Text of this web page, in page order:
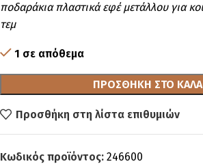
ποδαράκια πλαστικά εφέ μετάλλου για
τεμ
1 σε απόθεμα
ΠΡΟΣΘΉΚΗ ΣΤΟ
Προσθήκη στη λίστα επιθυμιών
Κωδικός προϊόντος: 246600